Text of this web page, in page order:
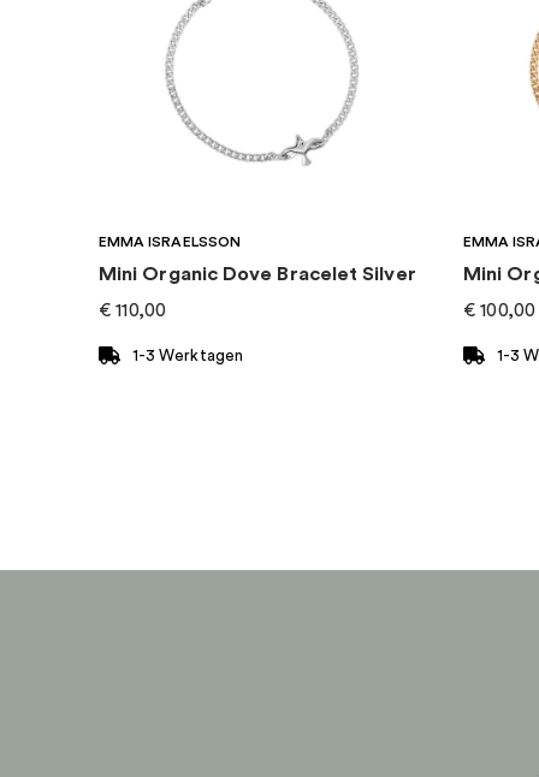
: 4051245491463
Kollektion Charming
Marke: Thomas Sabo
EMMA ISRAELSSON
Mini Organic Dove Bracelet Silver
€ 110,00
1-3 Werktagen
EMMA
Mini
€ 100,00
1-3